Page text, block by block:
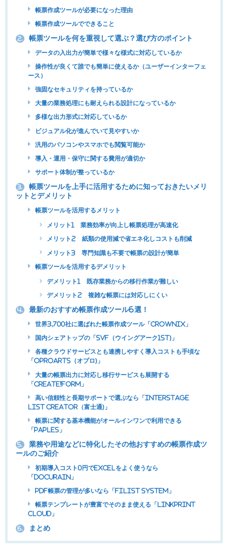
帳票作成ツールが必要になった理由
帳票作成ツールでできること
2. 帳票ツールを何を重視して選ぶ？選び方のポイント
データの入出力が簡単で様々な様式に対応しているか
操作性が良くて誰でも簡単に使えるか（ユーザーインターフェ
ース）
強固なセキュリティを持っているか
大量の業務処理にも耐えられる設計になっているか
多様な出力形式に対応しているか
ビジュアル化が進んでいて見やすいか
汎用のパソコンやスマホでも閲覧可能か
導入・運用・保守に関する費用が適切か
サポート体制が整っているか
3.
帳票ツールを上手に活用するために知っておきたいメリ
ットとデメリット
帳票ツールを活用するメリット
メリット1 業務効率が向上し帳票処理が高速化
メリット2 紙類の使用減で省エネ化しコストも削減
メリット3 専門知識も不要で帳票の設計が簡単
帳票ツールを活用するデメリット
デメリット1 既存業務からの移行作業が難しい
デメリット2 複雑な帳票には対応しにくい
4. 最新のおすすめ帳票作成ツール6選！
世界3,700社に選ばれた帳票作成ツール「CROWNIX」
国内シェアトップの「SVF（ウイングアーク1st)」
各種クラウドサービスとも連携しやすく導入コストも手頃な
「OPROARTS（オプロ)」
大量の帳票出力に対応し移行サービスも展開する
「Create!form」
高い信頼性と長期サポートで選ぶなら「Interstage
List Creator（富士通)」
帳票に関する基本機能がオールインワンで利用できる
「Paples」
5.
業務や用途などに特化したその他おすすめの帳票作成ツ
ールのご紹介
初期導入コスト0円でExcelをよく使うなら
「Docurain」
PDF帳票の管理が多いなら「FILIST SYSTEM」
帳票テンプレートが豊富でそのまま使える「LinkPrint
CLOUD」
6. まとめ